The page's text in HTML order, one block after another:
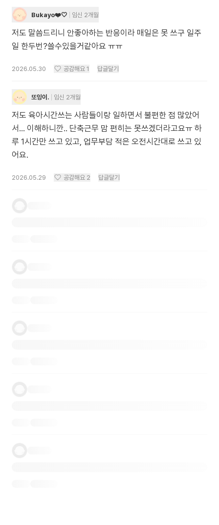
Bukayo❤️🤍 임신 2개월
저도 말씀드리니 안좋아하는 반응이라 매일은 못 쓰구 일주
일 한두번?쓸수있을거같아요 ㅠㅠ
2026.05.30 공감해요 1 답글달기
또잉이. 임신 2개월
저도 육아시간쓰는 사람들이랑 일하면서 불편한 점 많았어
서... 이해하니깐.. 단축근무 맘 편히는 못쓰겠더라고요ㅠ 하
루 1시간만 쓰고 있고, 업무부담 적은 오전시간대로 쓰고 있
어요.
2026.05.29 공감해요 2 답글달기